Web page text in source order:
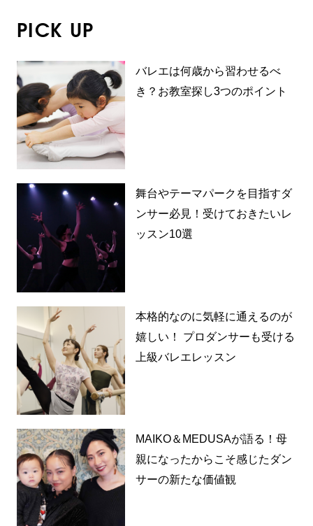
PICK UP
バレエは何歳から習わせるべ
き？お教室探し3つのポイント
舞台やテーマパークを目指すダ
ンサー必見！受けておきたいレ
ッスン10選
本格的なのに気軽に通えるのが
嬉しい！ プロダンサーも受ける
上級バレエレッスン
MAIKO＆MEDUSAが語る！母
親になったからこそ感じたダン
サーの新たな価値観